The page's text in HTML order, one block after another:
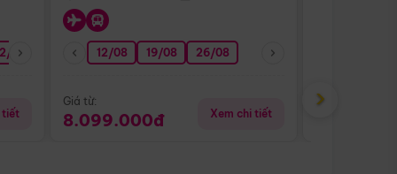
08 26/08 05/09 09/09 12/09
tiết
12/08 19/08 26/08
Giá từ:
8.099.000đ Xem chi tiết
Giá từ:
›